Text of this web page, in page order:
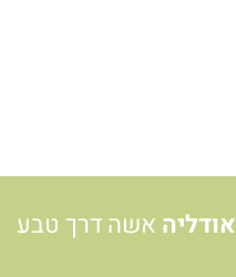
אודליה אשה דרך טבע